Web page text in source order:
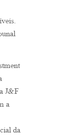
J&F
a
da